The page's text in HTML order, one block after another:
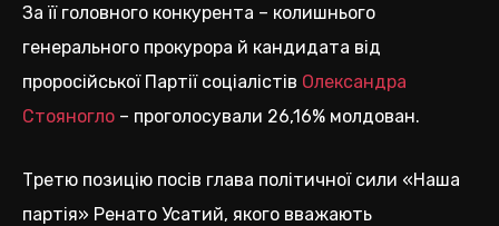
За її головного конкурента – колишнього
генерального прокурора й кандидата від
проросійської Партії соціалістів Олександра
Стояногло – проголосували 26,16% молдован.
Третю позицію посів глава політичної сили «Наша
партія» Ренато Усатий, якого вважають